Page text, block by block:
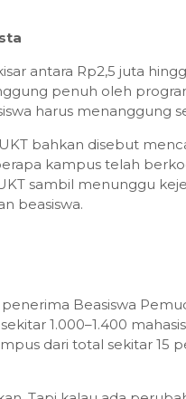
antara Rp2,5 juta
penuh oleh
harus menanggung
bahkan disebut
kampus telah
sambil menunggu
beasiswa.
Beasiswa
1.000–1.400
dari total sekitar 15